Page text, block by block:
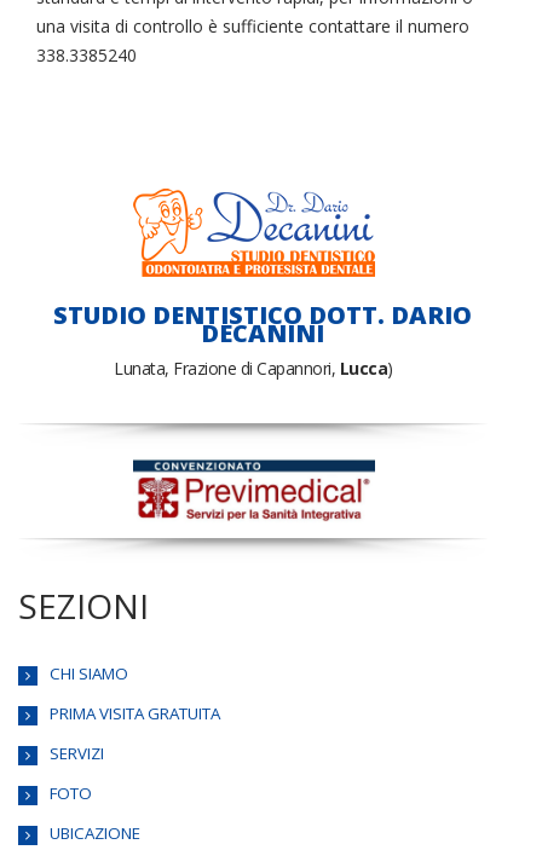
una visita di controllo è sufficiente contattare il numero
338.3385240
STUDIO DENTISTICO DOTT. DARIO
DECANINI
Lunata, Frazione di Capannori, Lucca)
SEZIONI
CHI SIAMO
PRIMA VISITA GRATUITA
SERVIZI
FOTO
UBICAZIONE